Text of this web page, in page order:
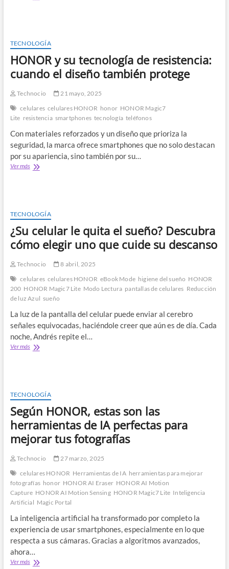
te
impulsa:
como
tecnología
ser
tu
mejor
TECNOLOGÍA
HONOR y su tecnología de resistencia:
cuando el diseño también protege
Technocio
21 mayo, 2025
celulares celulares HONOR honor HONOR Magic7
Lite resistencia smartphones tecnología teléfonos
Con materiales reforzados y un diseño que prioriza la
seguridad, la marca ofrece smartphones que no solo destacan
por su apariencia, sino también por su…
Ver másHONOR
resistencia:
cuando
el
también
TECNOLOGÍA
¿Su celular le quita el sueño? Descubra
cómo elegir uno que cuide su descanso
Technocio
8 abril, 2025
celulares celulares HONOR eBook Mode higiene del sueño HONOR
200 HONOR Magic7 Lite Modo Lectura pantallas de celulares Reducción
de luz Azul sueño
La luz de la pantalla del celular puede enviar al cerebro
señales equivocadas, haciéndole creer que aún es de día. Cada
noche, Andrés repite el…
Ver más¿Su
sueño?
Descubra
cómo
uno
que
su
TECNOLOGÍA
Según HONOR, estas son las
herramientas de IA perfectas para
mejorar tus fotografías
Technocio
27 marzo, 2025
celulares HONOR Herramientas de IA herramientas para mejorar
fotografías honor HONOR AI Eraser HONOR AI Motion
Capture HONOR AI Motion Sensing HONOR Magic7 Lite Inteligencia
Artificial Magic Portal
La inteligencia artificial ha transformado por completo la
experiencia de usar smartphones, especialmente en lo que
respecta a sus cámaras. Gracias a algoritmos avanzados,
ahora…
Ver másSegún